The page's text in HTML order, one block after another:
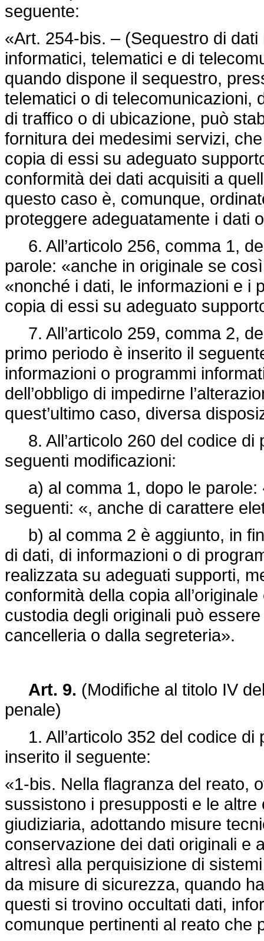
seguente:
«Art. 254-bis. – (Sequestro di
informatici, telematici e di
quando dispone il sequestro,
telematici o di telecomunicazioni,
di traffico o di ubicazione, può
fornitura dei medesimi servizi,
copia di essi su adeguato
conformità dei dati acquisiti a
questo caso è, comunque,
proteggere adeguatamente i dati
6. All’articolo 256, comma 1,
parole: «anche in originale se
«nonché i dati, le informazioni e i
copia di essi su adeguato
7. All’articolo 259, comma 2,
primo periodo è inserito il
informazioni o programmi
dell’obbligo di impedirne
quest’ultimo caso, diversa
8. All’articolo 260 del codice di
seguenti modificazioni:
a) al comma 1, dopo le parole:
seguenti: «, anche di carattere
b) al comma 2 è aggiunto, in
di dati, di informazioni o di
realizzata su adeguati supporti,
conformità della copia
custodia degli originali può
cancelleria o dalla segreteria».
Art. 9. (Modifiche al titolo IV
penale)
1. All’articolo 352 del codice di
inserito il seguente:
«1-bis. Nella flagranza del reato,
sussistono i presupposti e le
giudiziaria, adottando misure
conservazione dei dati originali e
altresì alla perquisizione di
da misure di sicurezza, quando
questi si trovino occultati dati,
comunque pertinenti al reato che